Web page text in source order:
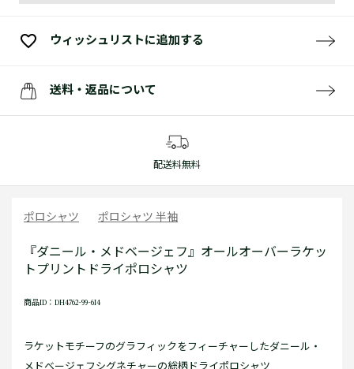
ウィッシュリストに追加する
送料・返品について
配送料無料
ポロシャツ ポロシャツ 半袖
『ダニール・メドベージェフ』オールオーバーラケッ
トプリントドライポロシャツ
商品ID：DH4762-99-6I4
ラケットモチーフのグラフィックをフィーチャーしたダニール・
メドベージェフシグネチャーの総柄ドライポロシャツ